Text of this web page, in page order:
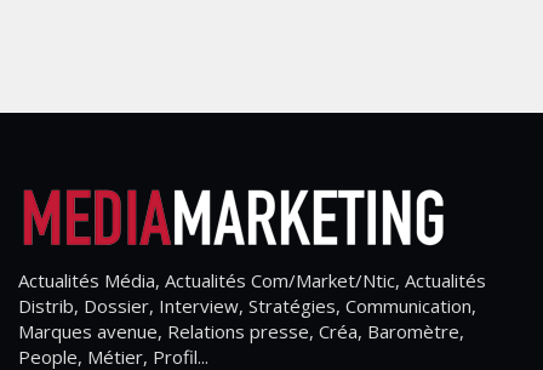
Actualités Média, Actualités Com/Market/Ntic, Actualités
Distrib, Dossier, Interview, Stratégies, Communication,
Marques avenue, Relations presse, Créa, Baromètre,
People, Métier, Profil...